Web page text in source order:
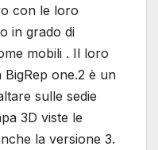
con le loro
in grado di
mobili . Il loro
one.2 è un
sulle sedie
3D viste le
la versione 3.